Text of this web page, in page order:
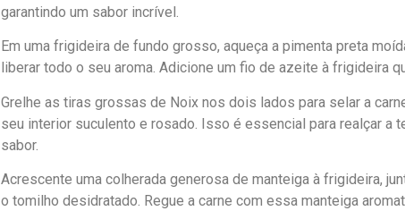
garantindo um sabor incrível.
Em uma frigideira de fundo grosso, aqueça a pimenta preta
liberar todo o seu aroma. Adicione um fio de azeite à frigideira
Grelhe as tiras grossas de Noix nos dois lados para selar a
seu interior suculento e rosado. Isso é essencial para realçar a
sabor.
Acrescente uma colherada generosa de manteiga à frigideira,
o tomilho desidratado. Regue a carne com essa manteiga